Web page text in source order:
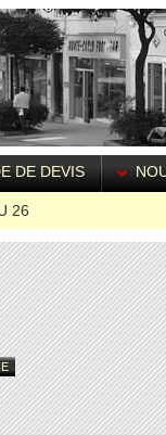
DE DEVIS
26